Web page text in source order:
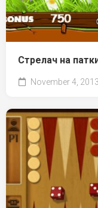
Стрелач на
November 4, 2013